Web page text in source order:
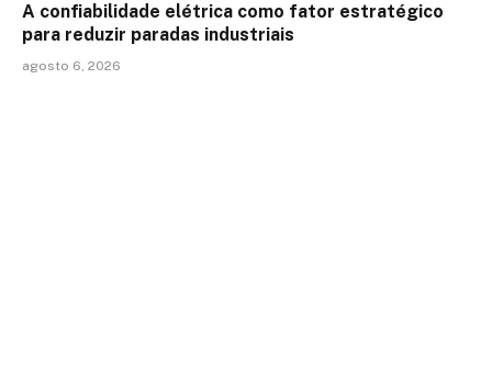
A confiabilidade elétrica como fator estratégico
para reduzir paradas industriais
agosto 6, 2026